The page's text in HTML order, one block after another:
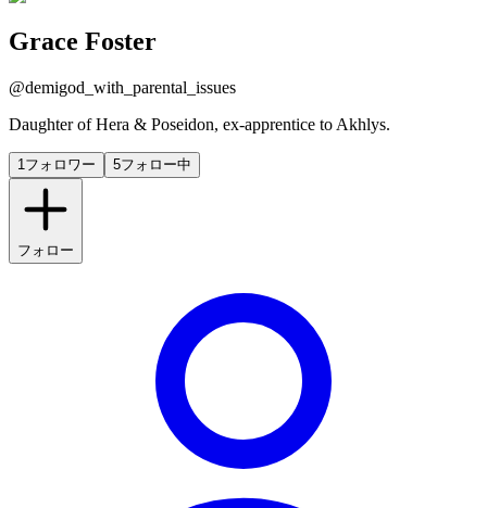
Grace Foster
@demigod_with_parental_issues
Daughter of Hera & Poseidon, ex-apprentice to Akhlys.
1 フォロワー 5フォロー中
フォロー